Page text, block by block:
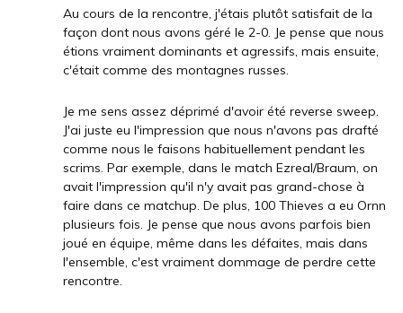
Au cours de la rencontre, j'étais plutôt satisfait de la
façon dont nous avons géré le 2-0. Je pense que nous
étions vraiment dominants et agressifs, mais ensuite,
c'était comme des montagnes russes.
Je me sens assez déprimé d'avoir été reverse sweep.
J'ai juste eu l'impression que nous n'avons pas drafté
comme nous le faisons habituellement pendant les
scrims. Par exemple, dans le match Ezreal/Braum, on
avait l'impression qu'il n'y avait pas grand-chose à
faire dans ce matchup. De plus, 100 Thieves a eu Ornn
plusieurs fois. Je pense que nous avons parfois bien
joué en équipe, même dans les défaites, mais dans
l'ensemble, c'est vraiment dommage de perdre cette
rencontre.